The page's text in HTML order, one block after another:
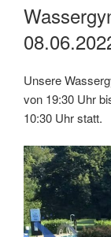
Unsere
von 19:30 Uhr
10:30 Uhr statt.